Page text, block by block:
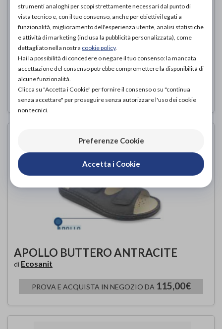
CARAVAGGIO BROWN
diPodartis
PROVA E ACQUISTA IN NEGOZIO DA210,00€
APOLLO BUTTERO ANTRACITE
di Ecosanit
PROVA E ACQUISTA IN NEGOZIO DA 115,00€
strumenti analoghi per scopi strettamente necessari dal punto di
vista tecnico e, con il tuo consenso, anche per obiettivi legati a
funzionalità, miglioramento dell'esperienza utente, analisi statistiche
e attività di marketing (inclusa la pubblicità personalizzata), come
dettagliato nella nostra cookie policy.
Hai la possibilità di concedere o negare il tuo consenso: la mancata
accettazione del consenso potrebbe compromettere la disponibilità di
alcune funzionalità.
Clicca su "Accetta i Cookie" per fornire il consenso o su "continua
senza accettare" per proseguire senza autorizzare l'uso dei cookie
non tecnici.
Preferenze Cookie
Accetta i Cookie